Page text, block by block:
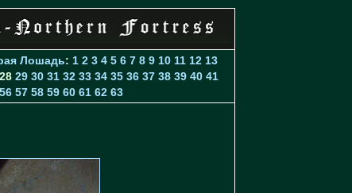
Лошадь: 1 2 3 4 5 6 7 8 9 10 11 12 13
28 29 30 31 32 33 34 35 36 37 38 39 40 41
56 57 58 59 60 61 62 63